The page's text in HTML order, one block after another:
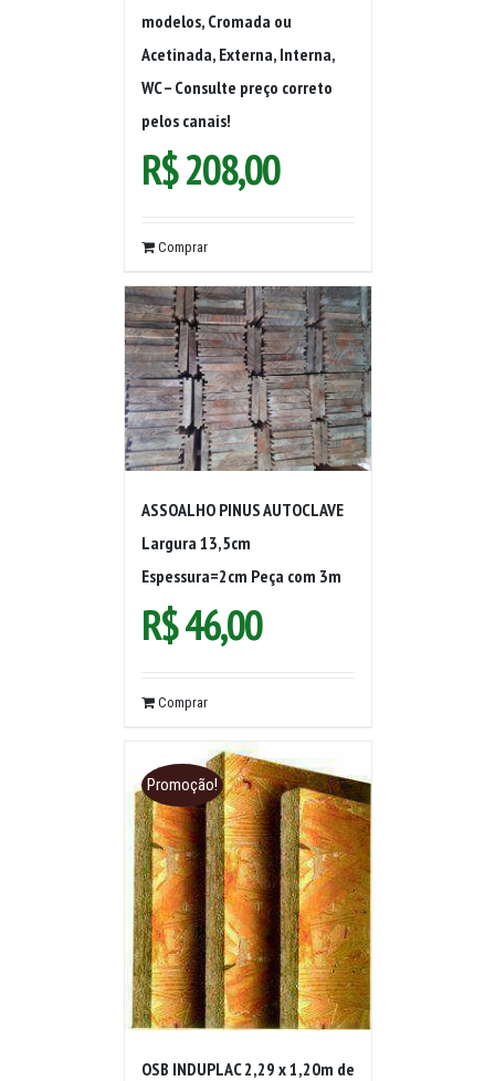
modelos, Cromada ou
Acetinada, Externa, Interna,
WC – Consulte preço correto
pelos canais!
R$208,00
Comprar
ASSOALHO PINUS AUTOCLAVE
Largura 13,5cm
Espessura=2cm Peça com 3m
R$46,00
Comprar
Promoção!
OSB INDUPLAC 2,29 x 1,20m de